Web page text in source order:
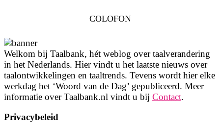
COLOFON
Welkom bij Taalbank, hét weblog over taalverandering
in het Nederlands. Hier vindt u het laatste nieuws over
taalontwikkelingen en taaltrends. Tevens wordt hier elke
werkdag het ‘Woord van de Dag’ gepubliceerd. Meer
informatie over Taalbank.nl vindt u bij Contact.
Privacybeleid